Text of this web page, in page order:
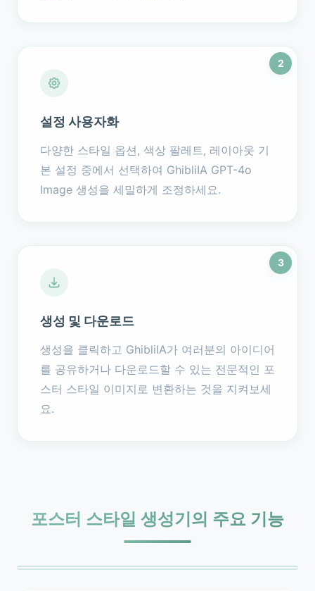
2
설정 사용자화
다양한 스타일 옵션, 색상 팔레트, 레이아웃 기
본 설정 중에서 선택하여 GhibliIA GPT-4o
Image 생성을 세밀하게 조정하세요.
3
생성 및 다운로드
생성을 클릭하고 GhibliIA가 여러분의 아이디어
를 공유하거나 다운로드할 수 있는 전문적인 포
스터 스타일 이미지로 변환하는 것을 지켜보세
요.
포스터 스타일 생성기의 주요 기능